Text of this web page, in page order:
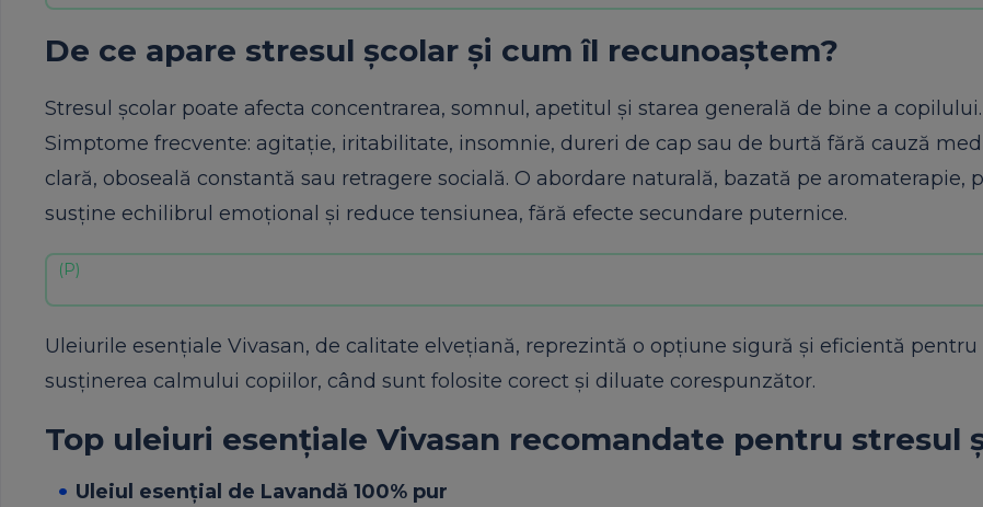
De ce apare stresul școlar și cum îl recunoaștem?
Stresul școlar poate afecta concentrarea, somnul, apetitul și starea generală de bine a copilului.
Simptome frecvente: agitație, iritabilitate, insomnie, dureri de cap sau de burtă fără cauză
clară, oboseală constantă sau retragere socială. O abordare naturală, bazată pe aromaterapie,
susține echilibrul emoțional și reduce tensiunea, fără efecte secundare puternice.
Uleiurile esențiale Vivasan, de calitate elvețiană, reprezintă o opțiune sigură și eficientă pentru
susținerea calmului copiilor, când sunt folosite corect și diluate corespunzător.
Top uleiuri esențiale Vivasan recomandate pentru stresul
Uleiul esențial de Lavandă 100% pur